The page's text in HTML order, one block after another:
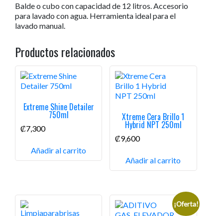
Balde o cubo con capacidad de 12 litros. Accesorio
para lavado con agua. Herramienta ideal para el
lavado manual.
Productos relacionados
Extreme Shine Detailer
750ml
₡7,300
Añadir al carrito
Xtreme Cera Brillo 1
Hybrid NPT 250ml
₡9,600
Añadir al carrito
¡Oferta!